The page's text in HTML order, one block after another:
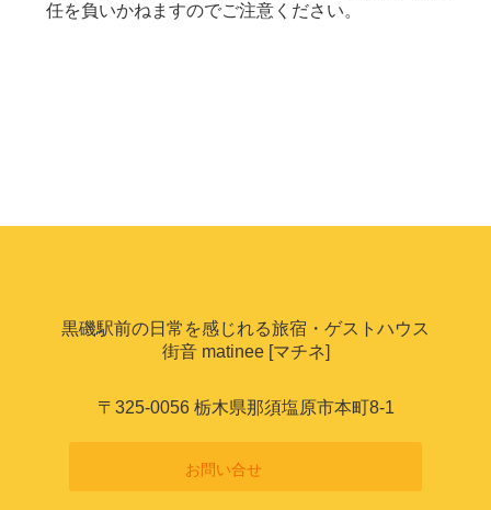
任を負いかねますのでご注意ください。
黒磯駅前の日常を感じれる旅宿・ゲストハウス
街音 matinee [マチネ]
〒325-0056 栃木県那須塩原市本町8-1
お問い合せ